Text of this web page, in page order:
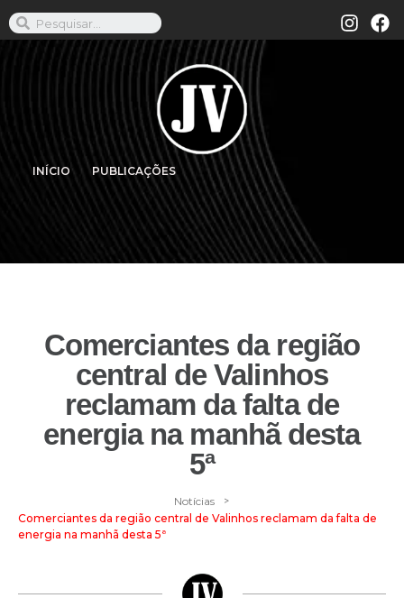
INÍCIO PUBLICAÇÕES
Comerciantes da região
central de Valinhos
reclamam da falta de
energia na manhã desta
5ª
Notícias >
Comerciantes da região central de Valinhos reclamam da falta de
energia na manhã desta 5ª